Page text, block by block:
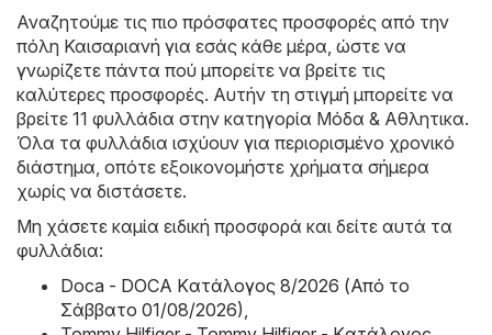
Αναζητούμε τις πιο πρόσφατες προσφορές από την
πόλη Καισαριανή για εσάς κάθε μέρα, ώστε να
γνωρίζετε πάντα πού μπορείτε να βρείτε τις
καλύτερες προσφορές. Αυτήν τη στιγμή μπορείτε να
βρείτε 11 φυλλάδια στην κατηγορία Μόδα & Aθλητικα.
Όλα τα φυλλάδια ισχύουν για περιορισμένο χρονικό
διάστημα, οπότε εξοικονομήστε χρήματα σήμερα
χωρίς να διστάσετε.
Μη χάσετε καμία ειδική προσφορά και δείτε αυτά τα
φυλλάδια:
Doca - DOCA Kατάλογος 8/2026 (Από το
Σάββατο 01/08/2026),